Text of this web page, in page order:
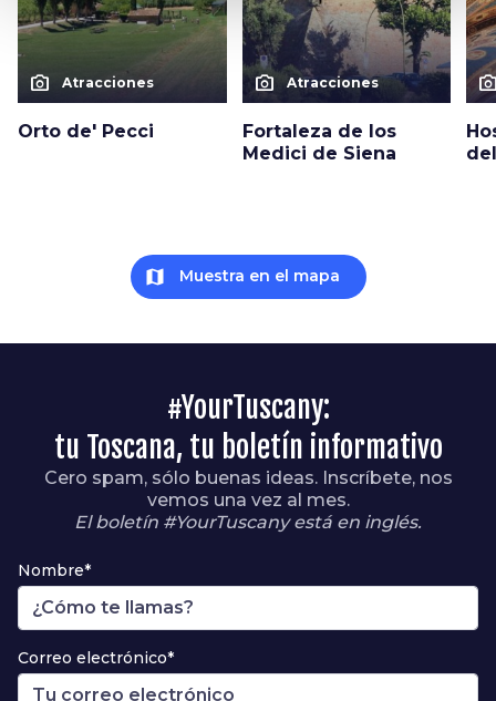
photo_camera Atracciones
Orto de' Pecci
photo_camera Atracciones
Fortaleza de los
Medici de Siena
map Muestra en el mapa
#YourTuscany:
tu Toscana, tu boletín informativo
Cero spam, sólo buenas ideas. Inscríbete, nos
vemos una vez al mes.
El boletín #YourTuscany está en inglés.
Nombre*
Correo electrónico*